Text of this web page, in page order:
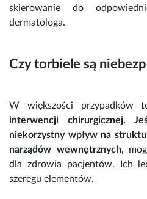
skierowanie do
dermatologa.
Czytorbiele są
W większości przypadków
interwencji chirurgicznej.
niekorzystny wpływ na
narządów wewnętrznych,
dla zdrowia pacjentów. Ich
szeregu elementów.